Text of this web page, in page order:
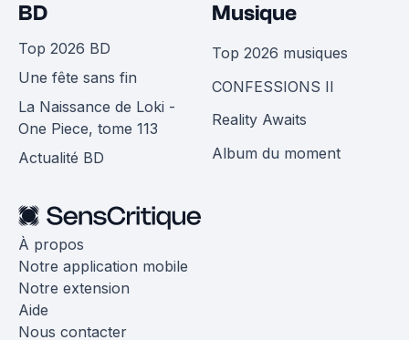
BD
Top 2026 BD
Une fête sans fin
La Naissance de Loki -
One Piece, tome 113
Actualité BD
Musique
Top 2026 musiques
CONFESSIONS II
Reality Awaits
Album du moment
À propos
Notre application mobile
Notre extension
Aide
Nous contacter